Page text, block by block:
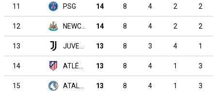
11 PSG 14 8 4 2 2
12 14 8 4 2 2
13 13 8 3 4 1
14 13 8 4 1 3
15 13 8 4 1 3